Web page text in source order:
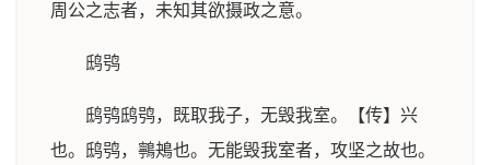
周公之志者，未知其欲摄政之意。
鸱鸮
鸱鸮鸱鸮，既取我子，无毁我室。【传】兴
也。鸱鸮，鸋鴂也。无能毁我室者，攻坚之故也。